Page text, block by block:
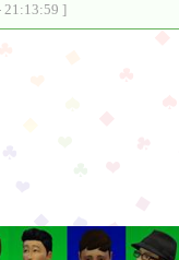
21:13:59 ]